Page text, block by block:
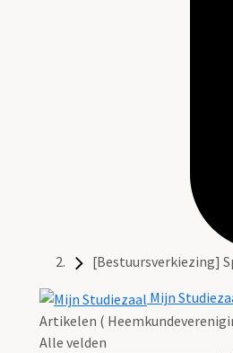
[Bestuursverkiezing]
Mijn
Artikelen (
Alle velden